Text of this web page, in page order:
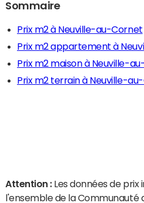
Sommaire
Prix m2 à Neuville-au-Cornet
Prix m2 appartement à
Prix m2 maison à Neuville-
Prix m2 terrain à Neuville-
Attention : Les données de
l'ensemble de la Communauté